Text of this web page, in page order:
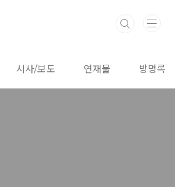
시사/보도 연재물 방명록